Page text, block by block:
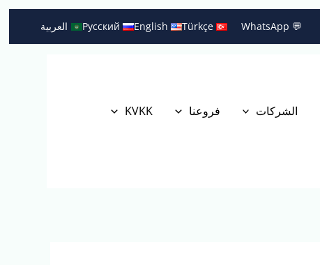
💬 WhatsApp
Türkçe
English
Русский العربية
الشركات فروعنا
KVKK